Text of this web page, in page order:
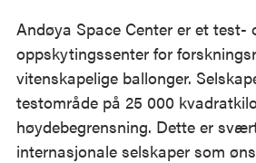
Andøya Space Center er et test-
oppskytingssenter for
vitenskapelige ballonger.
testområde på 25 000
høydebegrensning. Dette er
internasjonale selskaper som